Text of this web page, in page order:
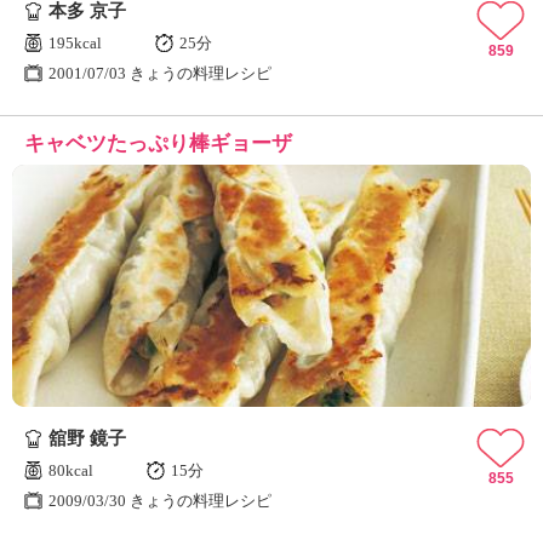
本多 京子
195kcal
25分
2001/07/03 きょうの料理レシピ
859
キャベツたっぷり棒ギョーザ
舘野 鏡子
80kcal
15分
2009/03/30 きょうの料理レシピ
855